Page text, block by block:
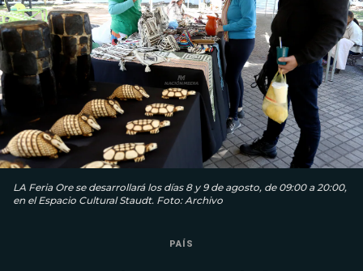
LA Feria Ore se desarrollará los días 8 y 9 de agosto, de 09:00 a 20:00,
en el Espacio Cultural Staudt. Foto: Archivo
PAÍS